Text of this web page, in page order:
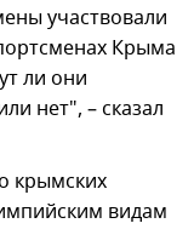
участвовали
Крыма
ли они
нет", – сказал
крымских
видам